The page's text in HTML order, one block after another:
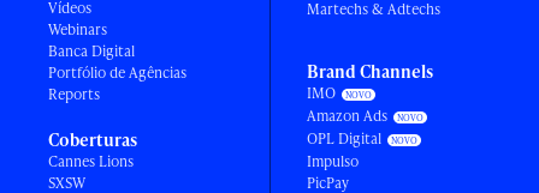
Vídeos
Webinars
Banca Digital
Portfólio de Agências
Reports
Coberturas
Cannes Lions
SXSW
Martechs & Adtechs
Brand Channels
IMO
Amazon Ads
OPL Digital
Impulso
PicPay